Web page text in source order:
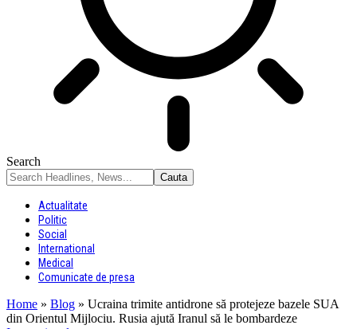
Search
Actualitate
Politic
Social
International
Medical
Comunicate de presa
Home » Blog » Ucraina trimite antidrone să protejeze bazele SUA
din Orientul Mijlociu. Rusia ajută Iranul să le bombardeze